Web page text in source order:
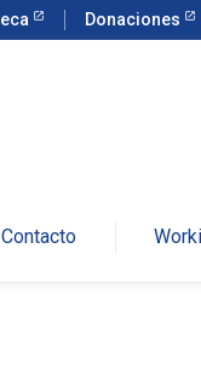
Donaciones
Contacto